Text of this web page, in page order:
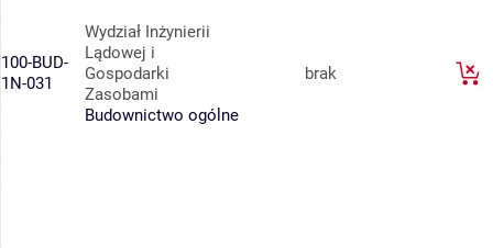
100-BUD-
1N-031
Wydział Inżynierii
Lądowej i
Gospodarki
Zasobami
Budownictwo ogólne
brak